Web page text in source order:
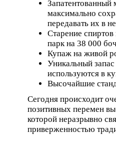
Запатентованный
максимально
передавать их в
Старение
парк на 38 000
Купаж на живой
Уникальный
используются в
Высочайшие
Сегодня происходит
позитивных перемен
которой неразрывно
приверженностью